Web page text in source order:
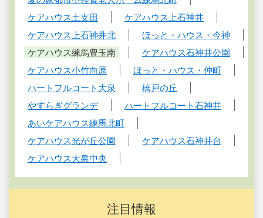
ケアハウス土支田
ケアハウス上石神井
ケアハウス上石神井北
ほっと・ハウス・今神
ケアハウス練馬豊玉南
ケアハウス石神井公園
ケアハウス小竹向原
ほっと・ハウス・仲町
ハートフルコート大泉
橋戸の丘
やすらぎグランデ
ハートフルコート石神井
あいケアハウス練馬北町
ケアハウス光が丘公園
ケアハウス石神井台
ケアハウス大泉中央
注目情報